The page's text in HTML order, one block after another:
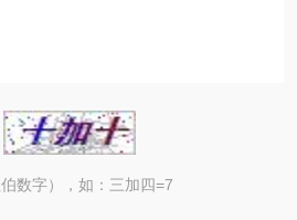
数字），如：三加四=7